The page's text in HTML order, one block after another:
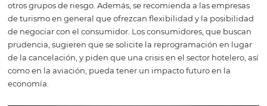
pueden reprogramar su alojamiento sin costo
si hicieron la reserva de otra manera, que no sea directa.
Consideraciones y